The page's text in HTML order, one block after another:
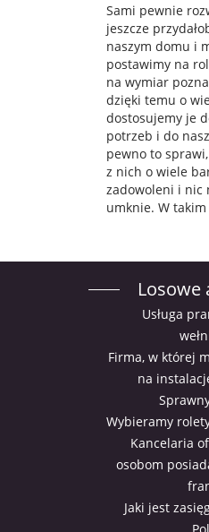
Sami pewnie
jeszcze
naszym domu i
postawimy na
na wymiar
dzięki temu o
dostosujemy je
potrzeb i do
pewno to
z nich o wiele
zadowoleni i nic
umknie. W
Losowe
Usługa
Firma, w której
na
Wybieramy
Kancelaria
osobom
Jaki jest